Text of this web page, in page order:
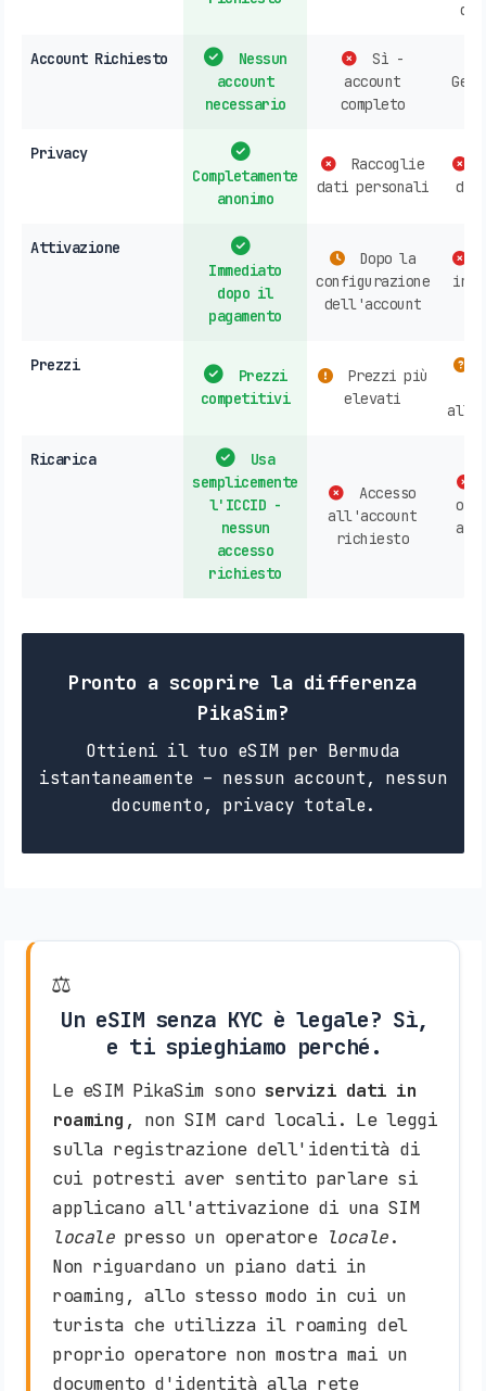
Account Richiesto
Nessun
account
necessario
Sì -
account
completo
Privacy
Completamente
anonimo
Raccoglie
dati personali
dati
Attivazione
Immediato
dopo il
pagamento
Dopo la
configurazione
dell'account
in
Prezzi
Prezzi
competitivi
Prezzi più
elevati
Ricarica
Usa
semplicemente
l'ICCID -
nessun
accesso
richiesto
Accesso
all'account
richiesto
Pronto a scoprire la differenza
PikaSim?
Ottieni il tuo eSIM per Bermuda
istantaneamente – nessun account, nessun
documento, privacy totale.
⚖️
Un eSIM senza KYC è legale? Sì,
e ti spieghiamo perché.
Le eSIM PikaSim sono servizi dati in
roaming , non SIM card locali. Le leggi
sulla registrazione dell'identità di
cui potresti aver sentito parlare si
applicano all'attivazione di una SIM
localepresso un operatore locale.
Non riguardano un piano dati in
roaming, allo stesso modo in cui un
turista che utilizza il roaming del
proprio operatore non mostra mai un
documento d'identità alla rete